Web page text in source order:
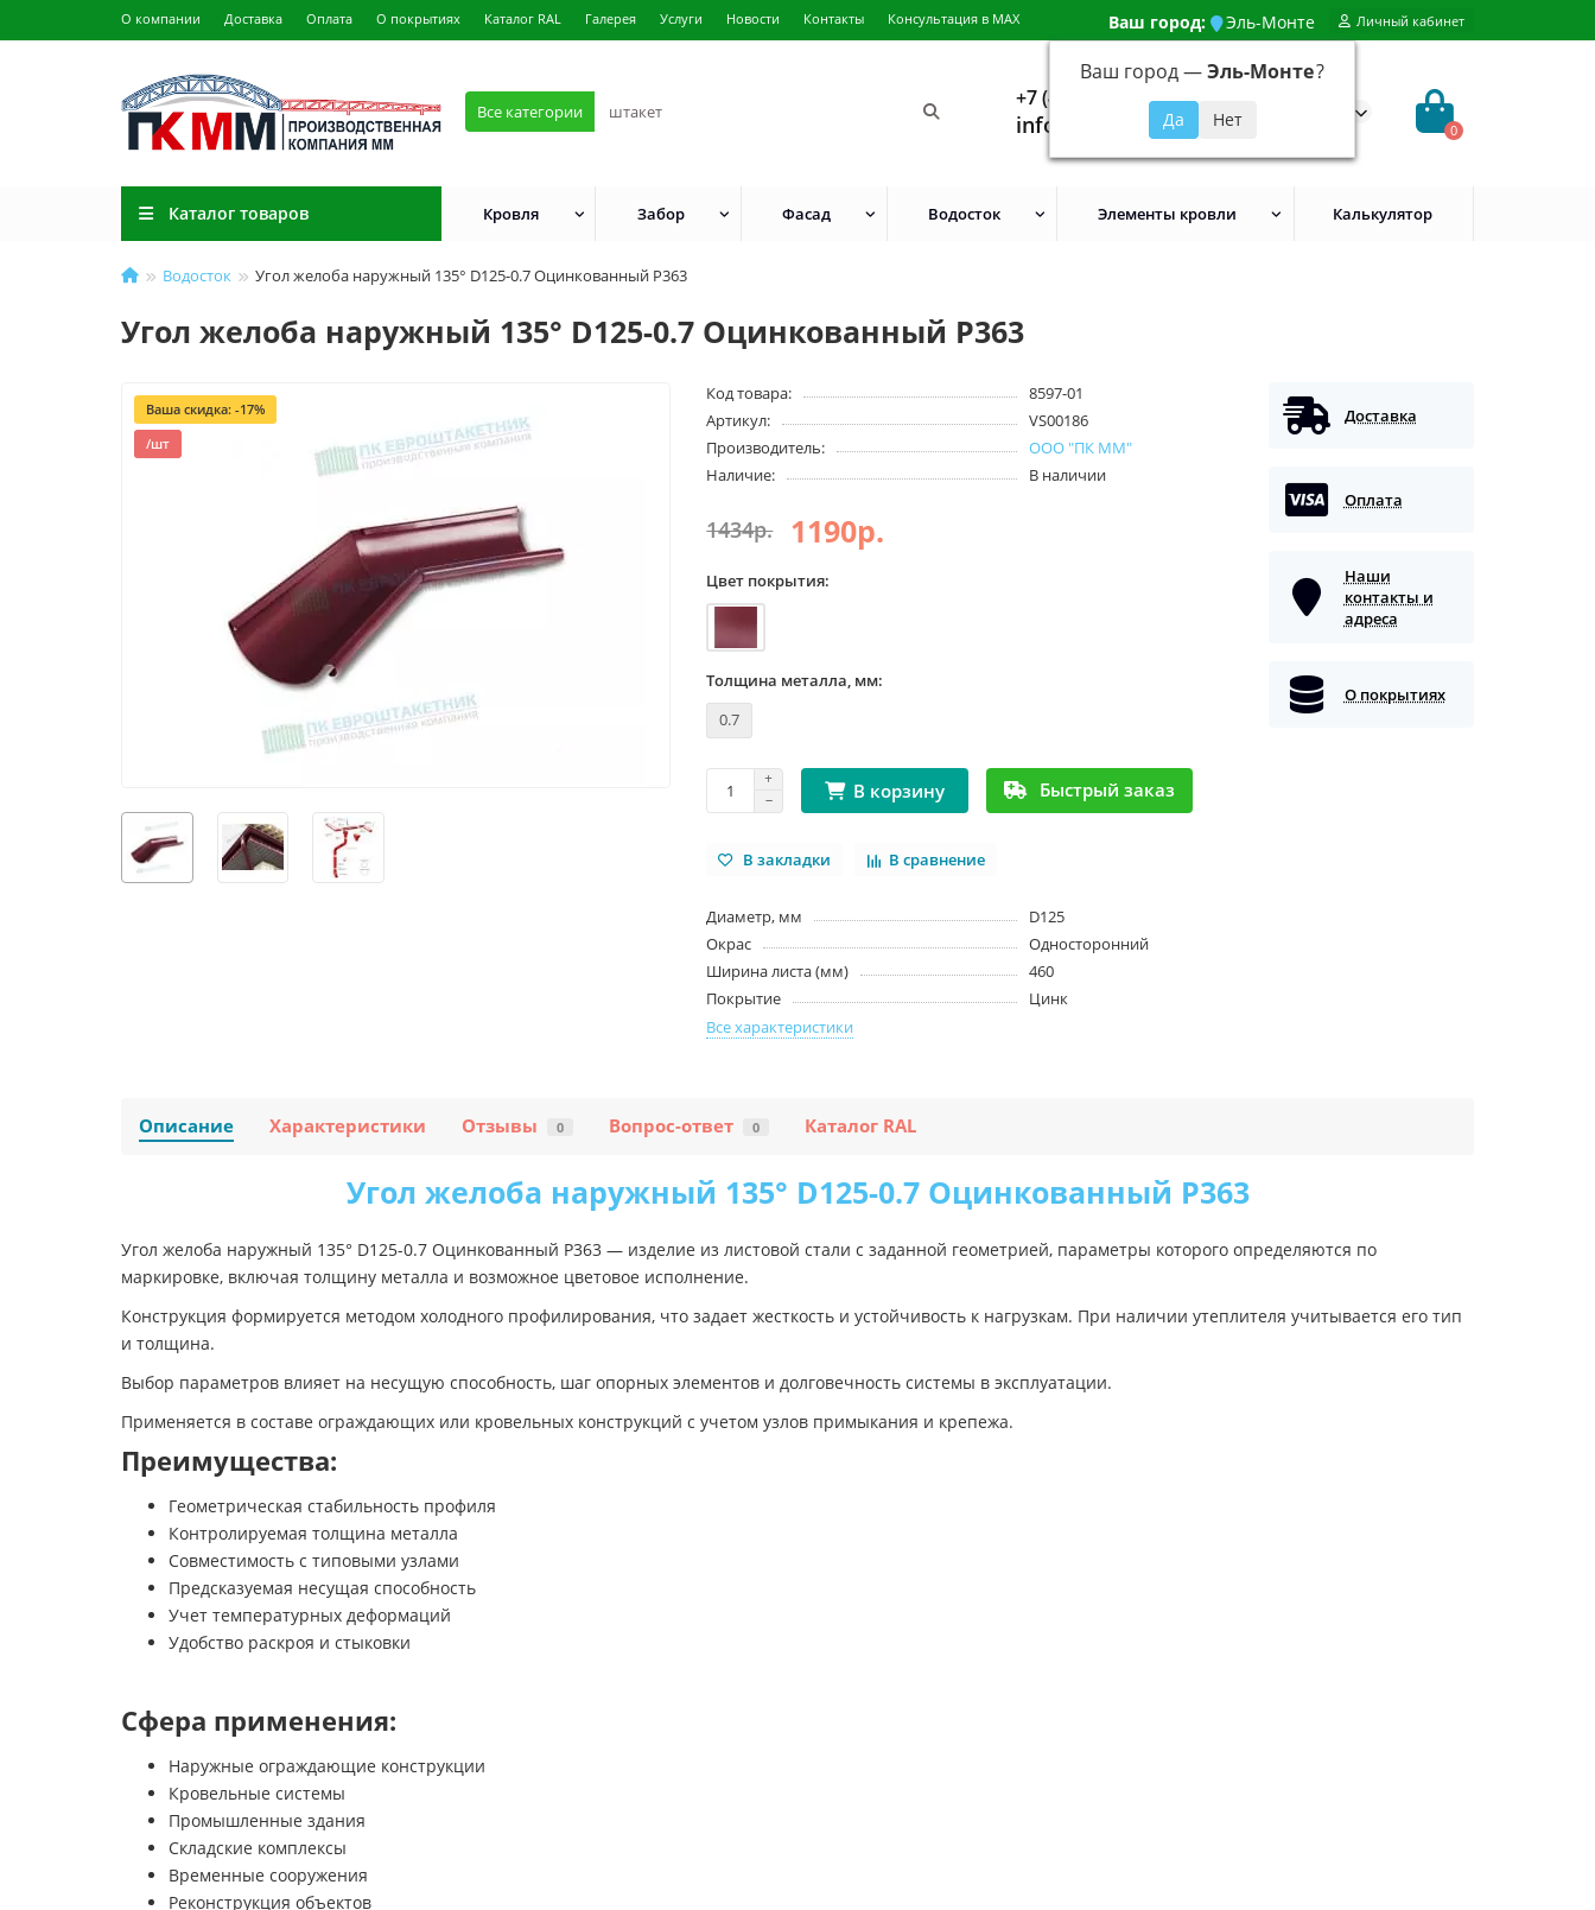
О компании Доставка Оплата О покрытиях Каталог RAL Галерея Услуги Новости Контакты Консультация в MAX Ваш город: Эль-Монте
Ваш город —Эль-Монте?
Личный кабинет
Все категории
+7 (499) 648-92-94
info@evroshtaketnikmoskva.ru 0
Каталог товаров Кровля Забор Фасад Водосток Элементы кровли Калькулятор
Водосток Угол желоба наружный 135° D125-0.7 Оцинкованный Р363
Угол желоба наружный 135° D125-0.7 Оцинкованный Р363
Ваша скидка: -17%
/шт
Код товара:
8597-01
Артикул:
VS00186
Производитель:
ООО "ПК ММ"
Наличие:
В наличии
1434р. 1190р.
Цвет покрытия:
Толщина металла, мм:
0.7
В корзину Быстрый заказ
В закладки В сравнение
Диаметр, мм
D125
Окрас
Односторонний
Ширина листа (мм)
460
Покрытие
Цинк
Все характеристики
Доставка
Оплата
Наши
контакты и
адреса
О покрытиях
Описание Характеристики Отзывы 0 Вопрос-ответ 0 Каталог RAL
Угол желоба наружный 135° D125-0.7 Оцинкованный Р363
Угол желоба наружный 135° D125-0.7 Оцинкованный Р363 — изделие из листовой стали с заданной геометрией, параметры которого определяются по
маркировке, включая толщину металла и возможное цветовое исполнение.
Конструкция формируется методом холодного профилирования, что задает жесткость и устойчивость к нагрузкам. При наличии утеплителя учитывается его тип
и толщина.
Выбор параметров влияет на несущую способность, шаг опорных элементов и долговечность системы в эксплуатации.
Применяется в составе ограждающих или кровельных конструкций с учетом узлов примыкания и крепежа.
Преимущества:
Геометрическая стабильность профиля
Контролируемая толщина металла
Совместимость с типовыми узлами
Предсказуемая несущая способность
Учет температурных деформаций
Удобство раскроя и стыковки
Сфера применения:
Наружные ограждающие конструкции
Кровельные системы
Промышленные здания
Складские комплексы
Временные сооружения
Реконструкция объектов